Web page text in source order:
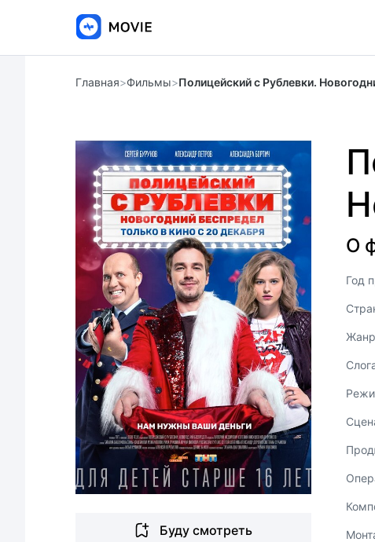
Главная>Фильмы>Полицейский с Рублевки.
Буду смотреть
О
Год
Жанр